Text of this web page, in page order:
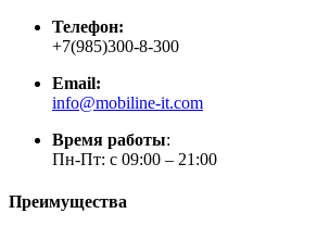
Телефон:
+7(985)300-8-300
Email:
info@mobiline-it.com
Время работы:
Пн-Пт: с 09:00 – 21:00
Преимущества